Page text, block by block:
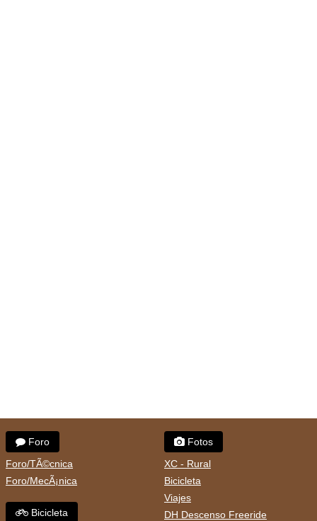
Foro
Foro/TÃ©cnica
Foro/MecÃ¡nica
Bicicleta
Fotos
XC - Rural
Bicicleta
Viajes
DH Descenso Freeride